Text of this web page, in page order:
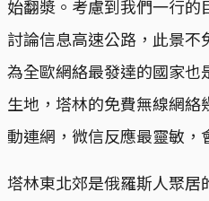
始翻漿。考慮到我們一行
討論信息高速公路，此景
為全歐網絡最發達的國家
生地，塔林的免費無線網
動連網，微信反應最靈敏，
塔林東北郊是俄羅斯人聚